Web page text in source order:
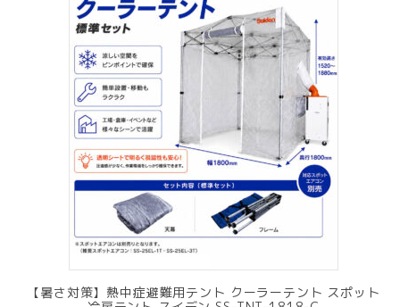
【暑さ対策】熱中症避難用テント クーラーテント スポット